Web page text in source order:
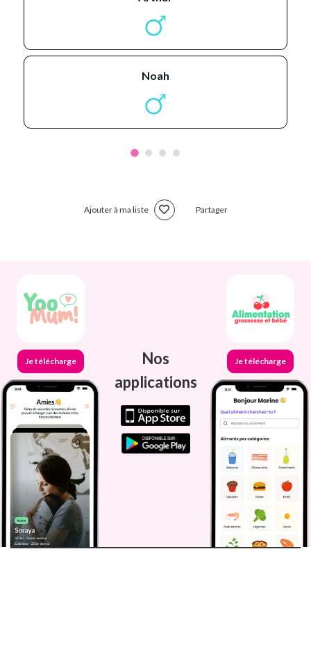
noah
Ajouter à ma liste Partager
Je télécharge
Nos
applications
Je télécharge